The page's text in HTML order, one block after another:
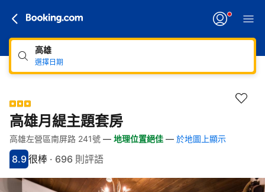
高雄
選擇日期
高雄月緹主題套房
快速連結
跳至住宿介紹
跳至熱門設施
跳至客房類型
跳至訂房政策
高雄左營區南屏路 241號 — 地理位置絕佳 — 於地圖上顯示
分數8.9分
8.9
評比很棒
很棒 · 696 則評語